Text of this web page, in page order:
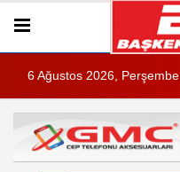
6 Ağustos 2026, Perşembe